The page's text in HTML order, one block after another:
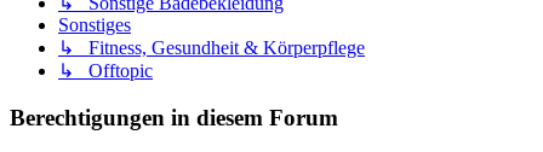
Sonstiges
↳ Fitness, Gesundheit & Körperpflege
↳ Offtopic
Berechtigungen in diesem Forum